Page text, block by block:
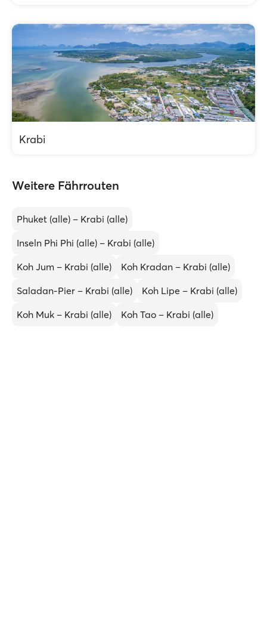
Krabi
Weitere Fährrouten
Phuket (alle) – Krabi (alle)
Inseln Phi Phi (alle) – Krabi (alle)
Koh Jum – Krabi (alle)
Koh Kradan – Krabi (alle)
Saladan-Pier – Krabi (alle)
Koh Lipe – Krabi (alle)
Koh Muk – Krabi (alle)
Koh Tao – Krabi (alle)